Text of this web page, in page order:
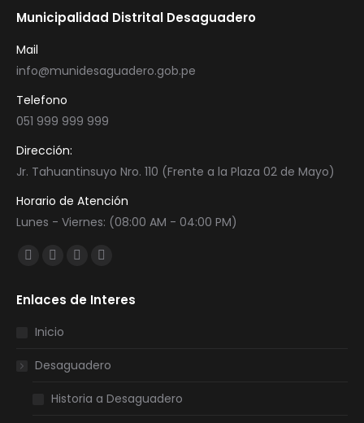
Municipalidad Distrital Desaguadero
Mail
info@munidesaguadero.gob.pe
Telefono
051 999 999 999
Dirección:
Jr. Tahuantinsuyo Nro. 110 (Frente a la Plaza 02 de Mayo)
Horario de Atención
Lunes - Viernes: (08:00 AM - 04:00 PM)
Encuéntranos en:
Facebook
opens
in
window
Twitter
opens
in
window
YouTube
opens
window
Instagram
opens
window
Enlaces de Interes
Inicio
Desaguadero
Historia a Desaguadero